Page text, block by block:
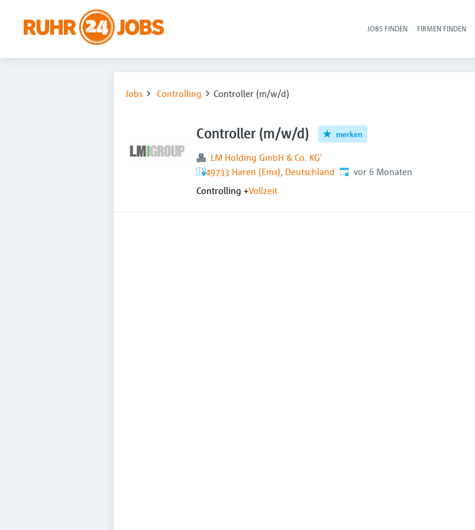
JOBS FINDEN FIRMEN FINDEN
Jobs Controlling Controller (m/w/d)
Controller (m/w/d) merken
LM Holding GmbH & Co. KG'
49733 Haren (Ems), Deutschland Veröffentlicht:
vor 6 Monaten
Controlling +Vollzeit